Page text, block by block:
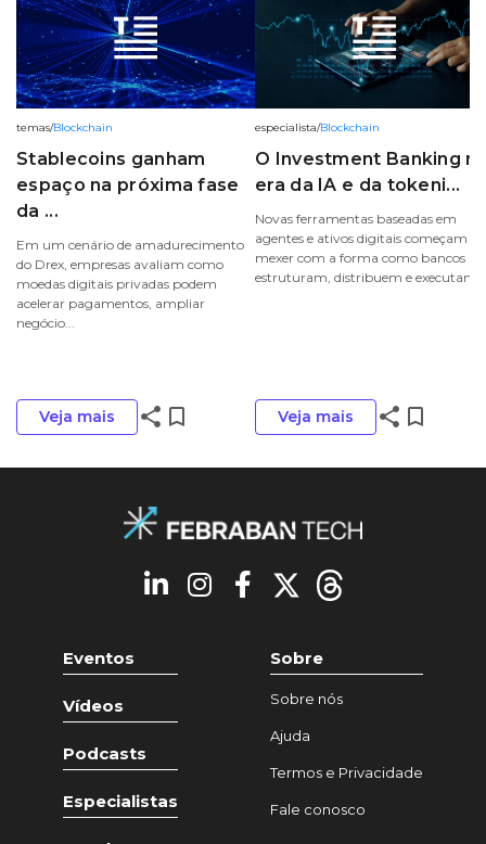
temas/Blockchain
Stablecoins ganham
espaço na próxima fase
da ...
Em um cenário de amadurecimento
do Drex, empresas avaliam como
moedas digitais privadas podem
acelerar pagamentos, ampliar
negócio...
Veja mais share bookmark_border
especialista/Blockchain
O Investment Banking
era da IA e da tokeni...
Novas ferramentas baseadas em
agentes e ativos digitais começam a
mexer com a forma como bancos
estruturam, distribuem e executam
Veja mais share bookmark_border
Eventos
Vídeos
Podcasts
Especialistas
Sobre
Sobre nós
Ajuda
Termos e Privacidade
Fale conosco